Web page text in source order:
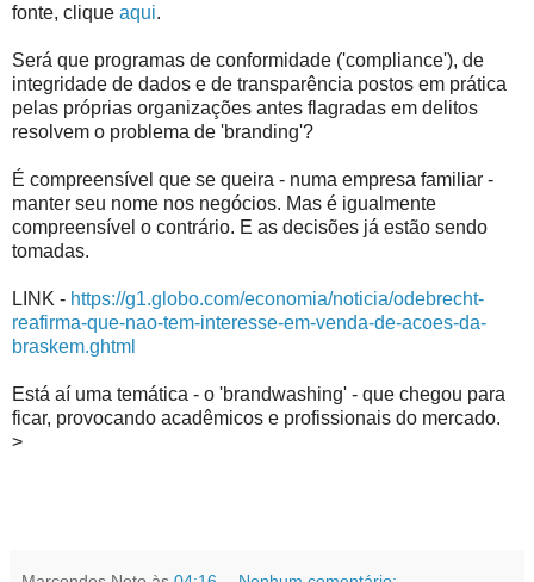
fonte, clique aqui.
Será que programas de conformidade ('compliance'), de
integridade de dados e de transparência postos em prática
pelas próprias organizações antes flagradas em delitos
resolvem o problema de 'branding'?
É compreensível que se queira - numa empresa familiar -
manter seu nome nos negócios. Mas é igualmente
compreensível o contrário. E as decisões já estão sendo
tomadas.
LINK - https://g1.globo.com/economia/noticia/odebrecht-
reafirma-que-nao-tem-interesse-em-venda-de-acoes-da-
braskem.ghtml
Está aí uma temática - o 'brandwashing' - que chegou para
ficar, provocando acadêmicos e profissionais do mercado.
>